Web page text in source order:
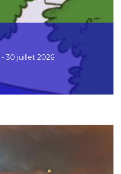
- 30 juillet 2026